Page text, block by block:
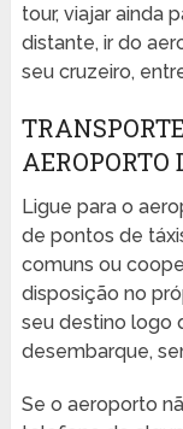
tour, viajar ainda
distante, ir do
seu cruzeiro,
AEROPORTO
Ligue para o
de pontos de
comuns ou
disposição no
seu destino logo
desembarque,
Se o aeroporto